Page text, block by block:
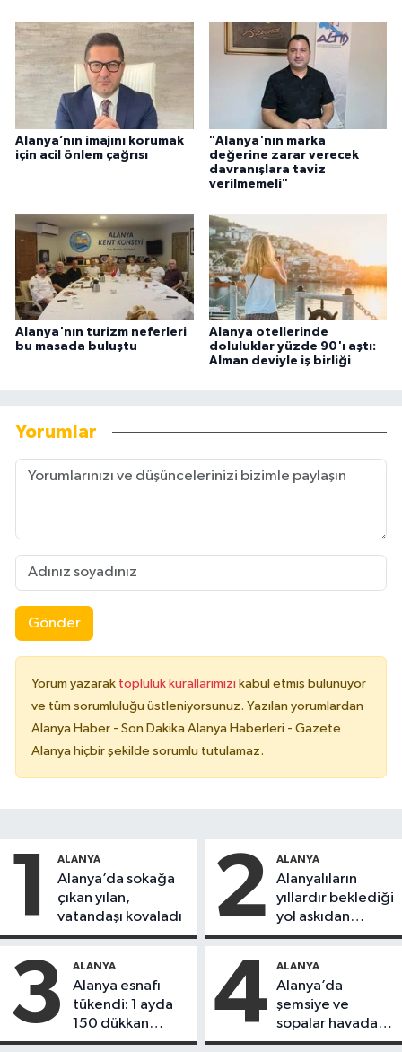
Alanya’nın imajını korumak
için acil önlem çağrısı
"Alanya'nın marka
değerine zarar verecek
davranışlara taviz
verilmemeli"
Alanya'nın turizm neferleri
bu masada buluştu
Alanya otellerinde
doluluklar yüzde 90'ı aştı:
Alman deviyle iş birliği
Yorumlar
Gönder
Yorum yazarak topluluk kurallarımızı kabul etmiş bulunuyor
ve tüm sorumluluğu üstleniyorsunuz. Yazılan yorumlardan
Alanya Haber - Son Dakika Alanya Haberleri - Gazete
Alanya hiçbir şekilde sorumlu tutulamaz.
1 ALANYA
Alanya’da sokağa
çıkan yılan,
vatandaşı kovaladı
2 ALANYA
Alanyalıların
yıllardır beklediği
yol askıdan
döndü
3 ALANYA
Alanya esnafı
tükendi: 1 ayda
150 dükkan
kapandı
4 ALANYA
Alanya’da
şemsiye ve
sopalar havada
uçuştu